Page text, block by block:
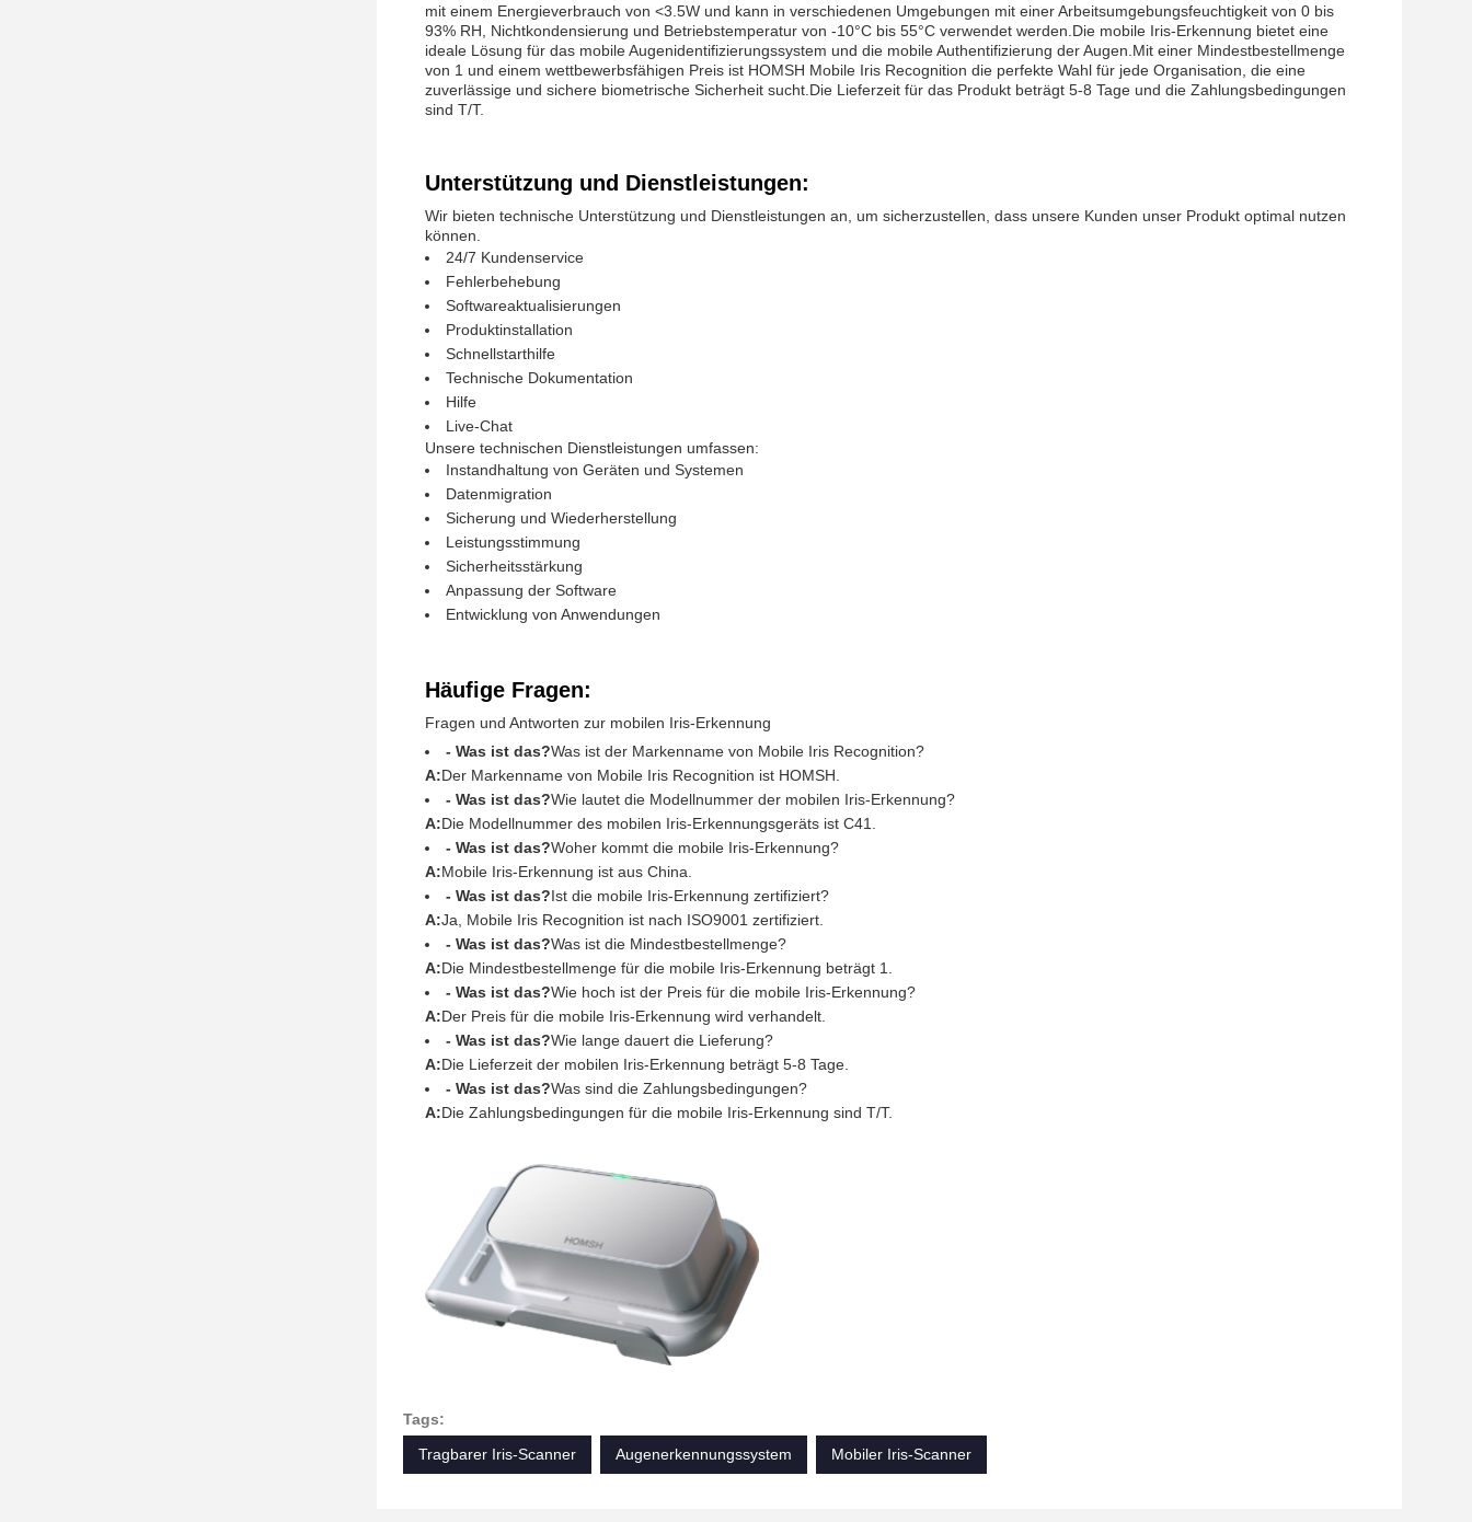
mit einem Energieverbrauch von <3.5W und kann in verschiedenen Umgebungen mit einer Arbeitsumgebungsfeuchtigkeit von 0 bis
93% RH, Nichtkondensierung und Betriebstemperatur von -10°C bis 55°C verwendet werden.Die mobile Iris-Erkennung bietet eine
ideale Lösung für das mobile Augenidentifizierungssystem und die mobile Authentifizierung der Augen.Mit einer Mindestbestellmenge
von 1 und einem wettbewerbsfähigen Preis ist HOMSH Mobile Iris Recognition die perfekte Wahl für jede Organisation, die eine
zuverlässige und sichere biometrische Sicherheit sucht.Die Lieferzeit für das Produkt beträgt 5-8 Tage und die Zahlungsbedingungen
sind T/T.
Unterstützung und Dienstleistungen:
Wir bieten technische Unterstützung und Dienstleistungen an, um sicherzustellen, dass unsere Kunden unser Produkt optimal nutzen
können.
24/7 Kundenservice
Fehlerbehebung
Softwareaktualisierungen
Produktinstallation
Schnellstarthilfe
Technische Dokumentation
Hilfe
Live-Chat
Unsere technischen Dienstleistungen umfassen:
Instandhaltung von Geräten und Systemen
Datenmigration
Sicherung und Wiederherstellung
Leistungsstimmung
Sicherheitsstärkung
Anpassung der Software
Entwicklung von Anwendungen
Häufige Fragen:
Fragen und Antworten zur mobilen Iris-Erkennung
- Was ist das?Was ist der Markenname von Mobile Iris Recognition?
A:Der Markenname von Mobile Iris Recognition ist HOMSH.
- Was ist das?Wie lautet die Modellnummer der mobilen Iris-Erkennung?
A:Die Modellnummer des mobilen Iris-Erkennungsgeräts ist C41.
- Was ist das?Woher kommt die mobile Iris-Erkennung?
A:Mobile Iris-Erkennung ist aus China.
- Was ist das?Ist die mobile Iris-Erkennung zertifiziert?
A:Ja, Mobile Iris Recognition ist nach ISO9001 zertifiziert.
- Was ist das?Was ist die Mindestbestellmenge?
A:Die Mindestbestellmenge für die mobile Iris-Erkennung beträgt 1.
- Was ist das?Wie hoch ist der Preis für die mobile Iris-Erkennung?
A:Der Preis für die mobile Iris-Erkennung wird verhandelt.
- Was ist das?Wie lange dauert die Lieferung?
A:Die Lieferzeit der mobilen Iris-Erkennung beträgt 5-8 Tage.
- Was ist das?Was sind die Zahlungsbedingungen?
A:Die Zahlungsbedingungen für die mobile Iris-Erkennung sind T/T.
Tags:
Tragbarer Iris-Scanner
Augenerkennungssystem Mobiler Iris-Scanner